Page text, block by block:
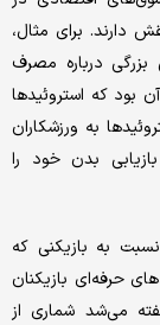
دارند. برای مثال،
بزرگی درباره مصرف
بود که استروئیدها
به ورزشکاران
بدن خود را
به بازیکنی که
حرفه‌ای بازیکنان
می‌شد شماری از